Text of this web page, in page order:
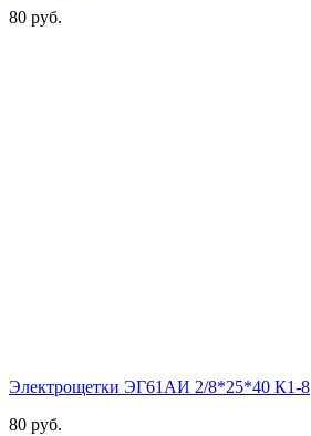
80 руб.
Электрощетки ЭГ61АИ 2/8*25*40 К1-8
80 руб.